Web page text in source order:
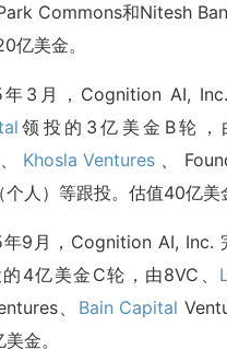
Commons和Nitesh
亿美金。
年3月，Cognition AI,
领投的3亿美金B轮，
Khosla Ventures 、
人）等跟投。估值40亿美
9月，Cognition AI, Inc.
4亿美金C轮，由8VC、
、 Bain Capital
金。